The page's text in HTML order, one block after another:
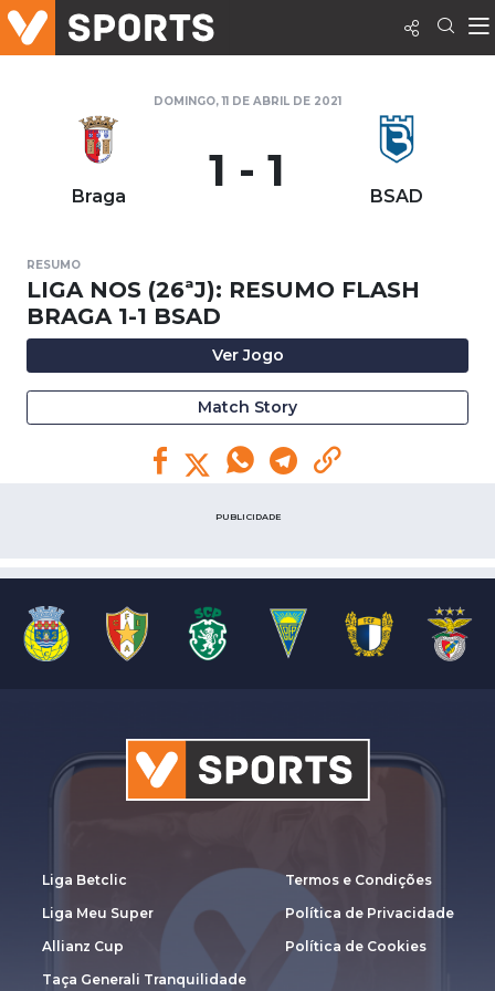
DOMINGO, 11 DE ABRIL DE 2021
Braga 1 - 1 BSAD
RESUMO
LIGA NOS (26ªJ): RESUMO FLASH
BRAGA 1-1 BSAD
Ver Jogo
Match Story
PUBLICIDADE
Liga Betclic
Liga Meu Super
Allianz Cup
Taça Generali Tranquilidade
Termos e Condições
Política de Privacidade
Política de Cookies